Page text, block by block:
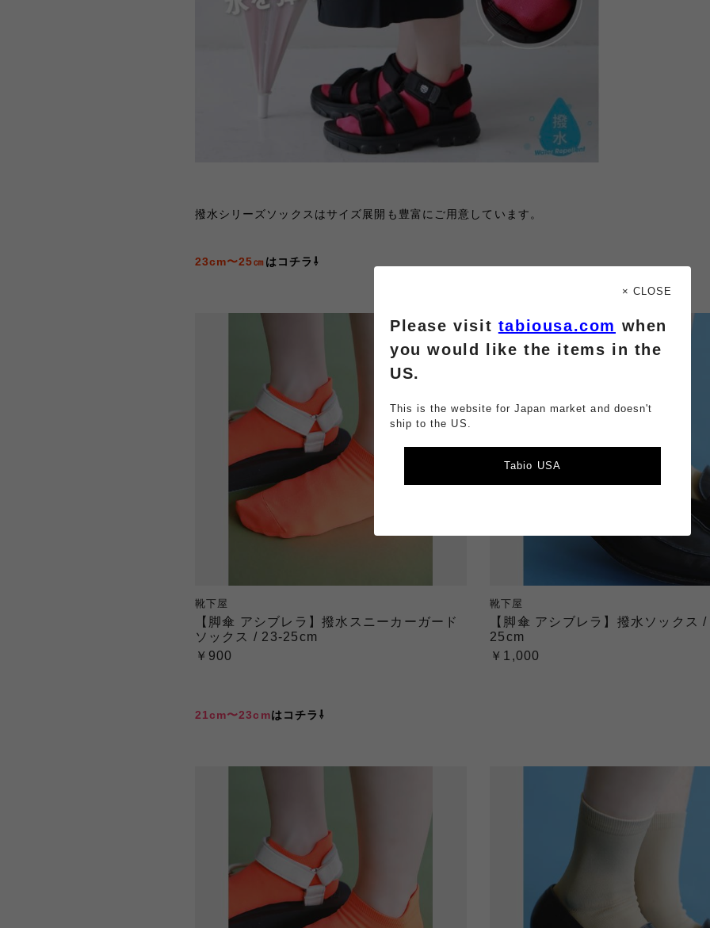
撥水シリーズソックスはサイズ展開も豊富にご用意しています。
23cm〜25㎝ はコチラ⇩
靴下屋
【脚傘 アシブレラ】撥水スニーカーガード
ソックス / 23-25cm
￥900
靴下屋
【脚傘 アシブレラ】撥水ソックス
25cm
￥1,000
21cm〜23cmはコチラ⇩
× CLOSE
Please visit tabiousa.com when
you would like the items in the
US.
This is the website for Japan market and doesn't
ship to the US.
Tabio USA